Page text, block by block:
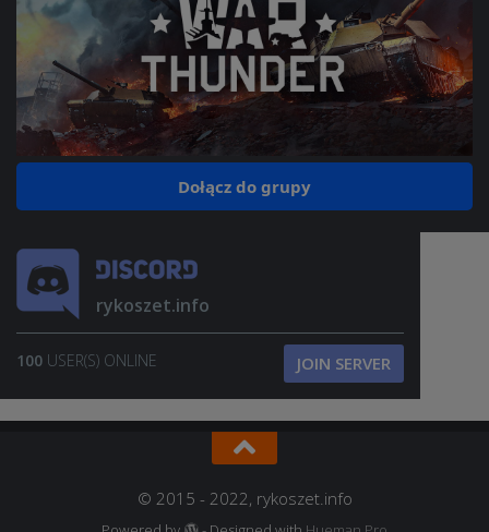
Dołącz do grupy
rykoszet.info
100 USER(S) ONLINE JOIN SERVER
© 2015 - 2022, rykoszet.info